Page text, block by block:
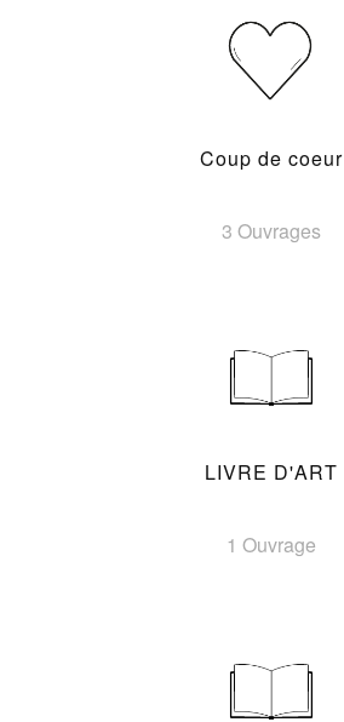
Coup de coeur
3 Ouvrages
LIVRE D'ART
1 Ouvrage